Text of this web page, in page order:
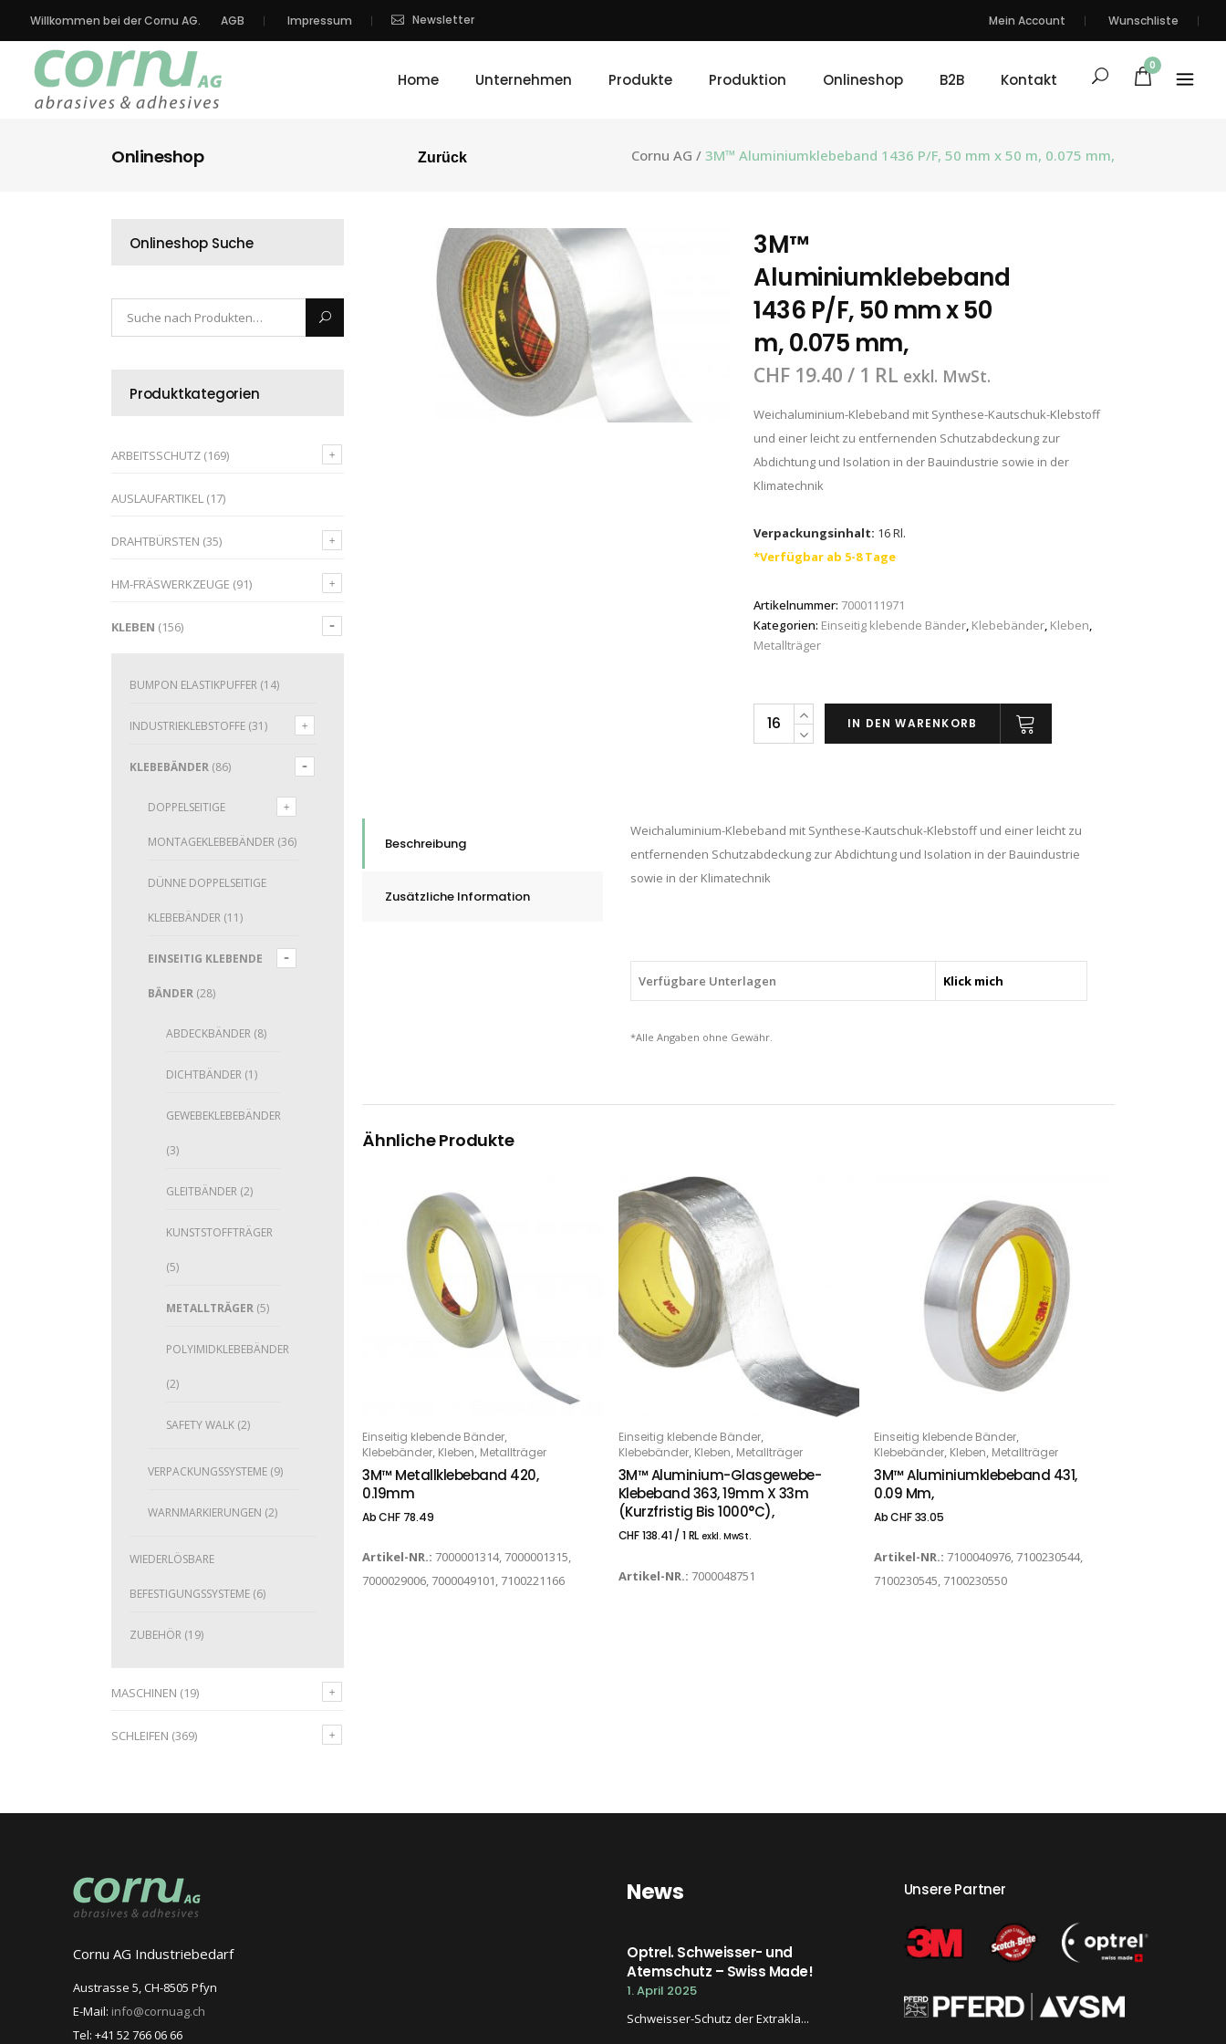
Willkommen bei der Cornu AG. AGB Impressum Newsletter Mein Account Wunschliste
Home Unternehmen Produkte Produktion Onlineshop B2B Kontakt
0
Onlineshop Cornu AG / 3M™ Aluminiumklebeband 1436 P/F, 50 mm x 50 m, 0.075 mm,
Zurück
Onlineshop Suche
Produktkategorien
ARBEITSSCHUTZ (169)
AUSLAUFARTIKEL (17)
DRAHTBÜRSTEN (35)
HM-FRÄSWERKZEUGE (91)
KLEBEN (156)
BUMPON ELASTIKPUFFER (14)
INDUSTRIEKLEBSTOFFE (31)
KLEBEBÄNDER (86)
DOPPELSEITIGE
MONTAGEKLEBEBÄNDER (36)
DÜNNE DOPPELSEITIGE
KLEBEBÄNDER (11)
EINSEITIG KLEBENDE
BÄNDER (28)
ABDECKBÄNDER (8)
DICHTBÄNDER (1)
GEWEBEKLEBEBÄNDER
(3)
GLEITBÄNDER (2)
KUNSTSTOFFTRÄGER
(5)
METALLTRÄGER (5)
POLYIMIDKLEBEBÄNDER
(2)
SAFETY WALK (2)
VERPACKUNGSSYSTEME (9)
WARNMARKIERUNGEN (2)
WIEDERLÖSBARE
BEFESTIGUNGSSYSTEME (6)
ZUBEHÖR (19)
MASCHINEN (19)
SCHLEIFEN (369)
3M™
Aluminiumklebeband
1436 P/F, 50 mm x 50
m, 0.075 mm,
CHF 19.40 / 1 RL exkl. MwSt.
Weichaluminium-Klebeband mit Synthese-Kautschuk-Klebstoff
und einer leicht zu entfernenden Schutzabdeckung zur
Abdichtung und Isolation in der Bauindustrie sowie in der
Klimatechnik
Verpackungsinhalt: 16 Rl.
*Verfügbar ab 5-8 Tage
Artikelnummer: 7000111971
Kategorien: Einseitig klebende Bänder, Klebebänder, Kleben,
Metallträger
3M™
Aluminiumklebeband
mm
x
50
quantity
IN DEN WARENKORB
Beschreibung
Zusätzliche Information
Weichaluminium-Klebeband mit Synthese-Kautschuk-Klebstoff und einer leicht zu
entfernenden Schutzabdeckung zur Abdichtung und Isolation in der Bauindustrie
sowie in der Klimatechnik
Verfügbare Unterlagen Klick mich
*Alle Angaben ohne Gewähr.
Ähnliche Produkte
OPTIONS
Einseitig klebende Bänder,
Klebebänder, Kleben, Metallträger
3M™ Metallklebeband 420,
0.19mm
AbCHF78.49
Artikel-NR.: 7000001314, 7000001315,
7000029006, 7000049101, 7100221166
IN DEN WARENKORB
Einseitig klebende Bänder,
Klebebänder, Kleben, Metallträger
3M™ Aluminium-Glasgewebe-
Klebeband 363, 19mm X 33m
(kurzfristig Bis 1000°C),
CHF138.41/ 1 RL exkl. MwSt.
Artikel-NR.: 7000048751
OPTIONS
Einseitig klebende Bänder,
Klebebänder, Kleben, Metallträger
3M™ Aluminiumklebeband 431,
0.09 Mm,
AbCHF33.05
Artikel-NR.: 7100040976, 7100230544,
7100230545, 7100230550
Cornu AG Industriebedarf
Austrasse 5, CH-8505 Pfyn
E-Mail: info@cornuag.ch
Tel: +41 52 766 06 66
News
Optrel. Schweisser- und
Atemschutz – Swiss Made!
1. April 2025
Schweisser-Schutz der Extrakla...
Unsere Partner